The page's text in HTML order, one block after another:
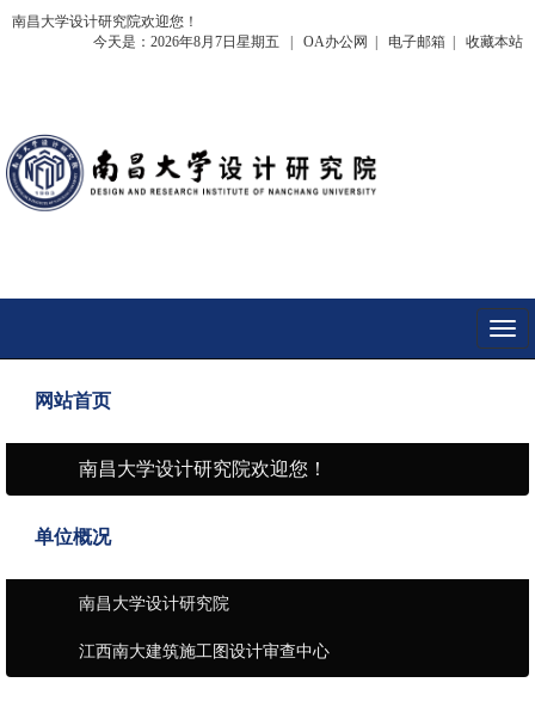
南昌大学设计研究院欢迎您！
今天是：2026年8月7日星期五
OA办公网 电子邮箱 收藏本站
Toggle
网站首页
南昌大学设计研究院欢迎您！
单位概况
南昌大学设计研究院
江西南大建筑施工图设计审查中心